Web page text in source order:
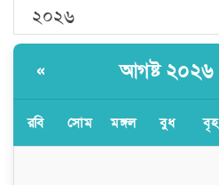
২০২৬
« আগষ্ট ২০২৬
রবি সোম মঙ্গল বুধ বৃহ